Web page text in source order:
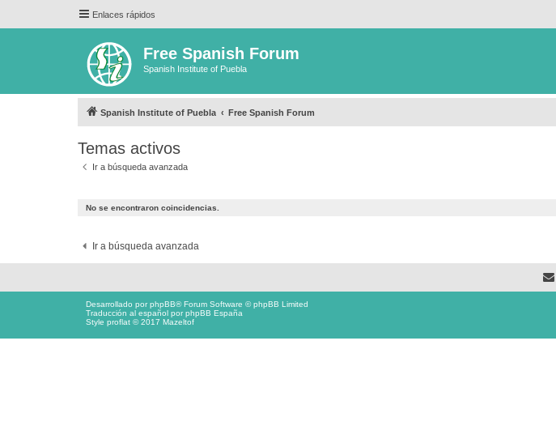
Enlaces rápidos
Free Spanish Forum
Spanish Institute of Puebla
Spanish Institute of Puebla Free Spanish Forum
Temas activos
Ir a búsqueda avanzada
No se encontraron coincidencias.
Ir a búsqueda avanzada
Desarrollado porphpBB® Forum Software © phpBB Limited
Traducción al español porphpBB España
Style proflat © 2017 Mazeltof